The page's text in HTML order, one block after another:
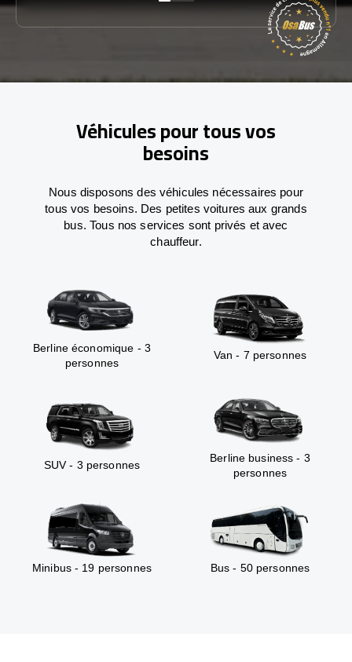
Véhicules pour tous vos
besoins
Nous disposons des véhicules nécessaires pour
tous vos besoins. Des petites voitures aux grands
bus. Tous nos services sont privés et avec
chauffeur.
Berline économique - 3
personnes
Van - 7 personnes
SUV - 3 personnes
Berline business - 3
personnes
Minibus - 19 personnes Bus - 50 personnes